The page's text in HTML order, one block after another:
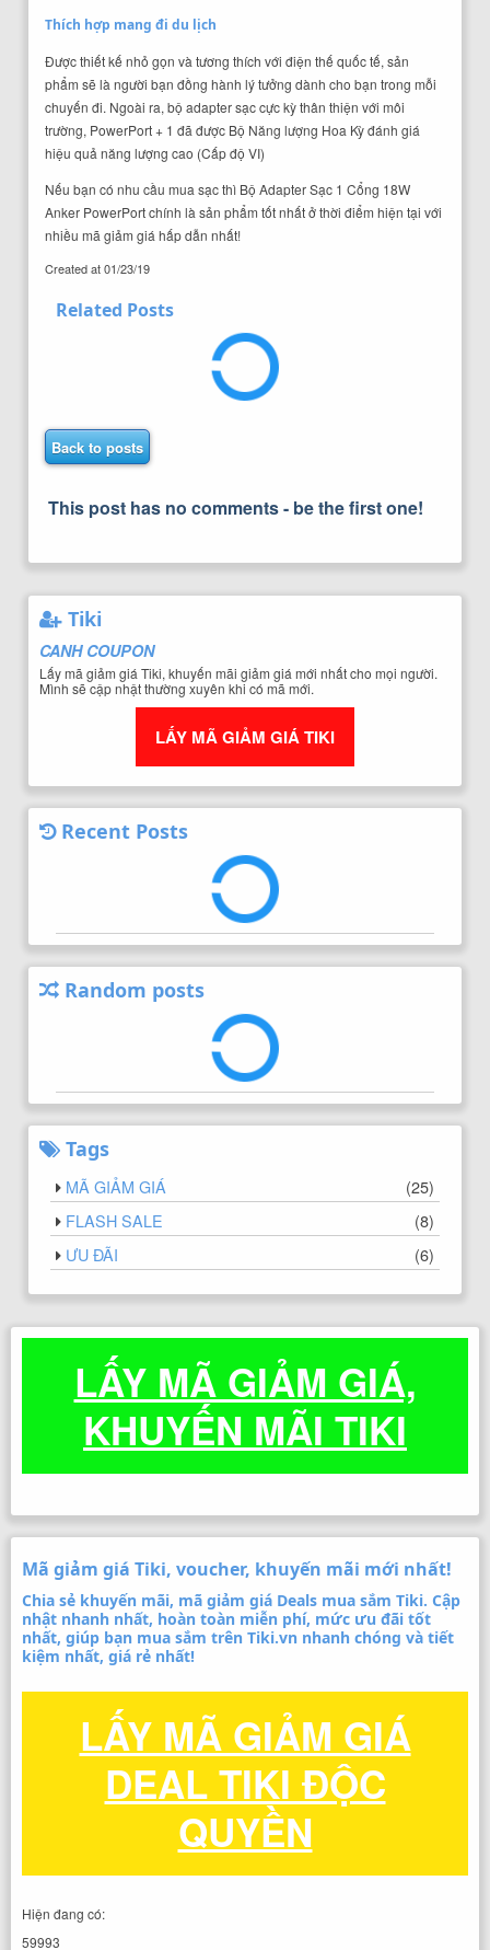
Thích hợp mang đi du lịch
Được thiết kế nhỏ gọn và tương thích với điện thế quốc tế, sản
phẩm sẽ là người bạn đồng hành lý tưởng dành cho bạn trong mỗi
chuyến đi. Ngoài ra, bộ adapter sạc cực kỳ thân thiện với môi
trường, PowerPort + 1 đã được Bộ Năng lượng Hoa Kỳ đánh giá
hiệu quả năng lượng cao (Cấp độ VI)
Nếu bạn có nhu cầu mua sạc thì Bộ Adapter Sạc 1 Cổng 18W
Anker PowerPort chính là sản phẩm tốt nhất ở thời điểm hiện tại với
nhiều mã giảm giá hấp dẫn nhất!
Created at01/23/19
Related Posts
Back to posts
This post has no comments - be the first one!
Tiki
CANH COUPON
Lấy mã giảm giá Tiki, khuyến mãi giảm giá mới nhất cho mọi người.
Mình sẽ cập nhật thường xuyên khi có mã mới.
LẤY MÃ GIẢM GIÁ TIKI
Recent Posts
Random posts
Tags
MÃ GIẢM GIÁ (25)
FLASH SALE
(8)
ƯU ĐÃI
(6)
LẤY MÃ GIẢM GIÁ,
KHUYẾN MÃI TIKI
Mã giảm giá Tiki, voucher, khuyến mãi mới nhất!
Chia sẻ khuyến mãi, mã giảm giá Deals mua sắm Tiki. Cập
nhật nhanh nhất, hoàn toàn miễn phí, mức ưu đãi tốt
nhất, giúp bạn mua sắm trên Tiki.vn nhanh chóng và tiết
kiệm nhất, giá rẻ nhất!
LẤY MÃ GIẢM GIÁ
DEAL TIKI ĐỘC
QUYỀN
Hiện đang có:
59993